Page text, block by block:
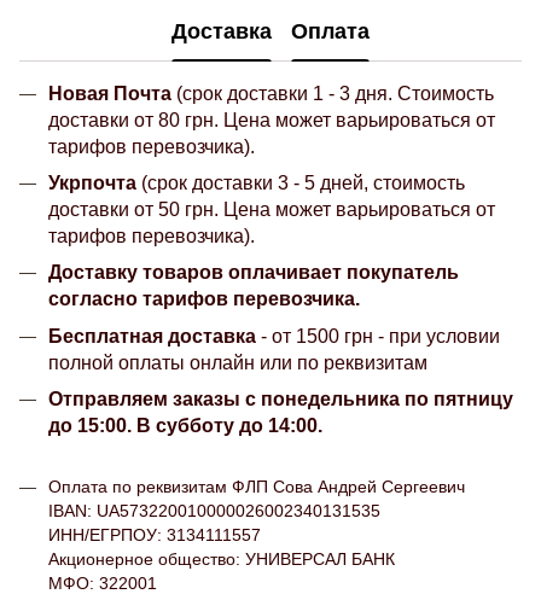
Доставка Оплата
Новая Почта (срок доставки 1 - 3 дня. Стоимость
доставки от 80 грн. Цена может варьироваться от
тарифов перевозчика).
Укрпочта (срок доставки 3 - 5 дней, стоимость
доставки от 50 грн. Цена может варьироваться от
тарифов перевозчика).
Доставку товаров оплачивает покупатель
согласно тарифов перевозчика.
Бесплатная доставка - от 1500 грн - при условии
полной оплаты онлайн или по реквизитам
Отправляем заказы с понедельника по пятницу
до 15:00. В субботу до 14:00.
Оплата по реквизитам ФЛП Сова Андрей Сергеевич
IBAN: UA573220010000026002340131535
ИНН/ЕГРПОУ: 3134111557
Акционерное общество: УНИВЕРСАЛ БАНК
МФО: 322001